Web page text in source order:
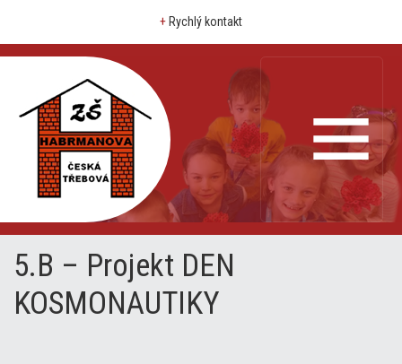
+ Rychlý kontakt
5.B – Projekt DEN
KOSMONAUTIKY